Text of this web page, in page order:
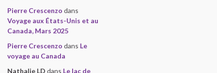
Pierre Crescenzo dans
Voyage aux États-Unis et au
Canada, Mars 2025
Pierre Crescenzo dans Le
voyage au Canada
Nathalie LD dans Le lac de